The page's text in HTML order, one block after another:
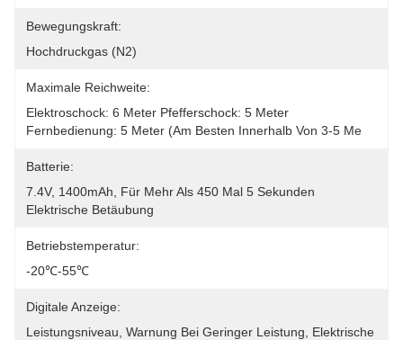
Bewegungskraft:
Hochdruckgas (N2)
Maximale Reichweite:
Elektroschock: 6 Meter Pfefferschock: 5 Meter
Fernbedienung: 5 Meter (am Besten Innerhalb Von 3-5 Me
Batterie:
7.4V, 1400mAh, Für Mehr Als 450 Mal 5 Sekunden
Elektrische Betäubung
Betriebstemperatur:
-20℃-55℃
Digitale Anzeige:
Leistungsniveau, Warnung Bei Geringer Leistung, Elektrische